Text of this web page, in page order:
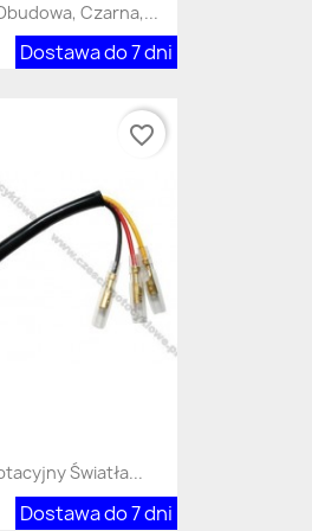
Czarna,...
Dostawa do 7 dni
Światła...
Dostawa do 7 dni
favorite_border